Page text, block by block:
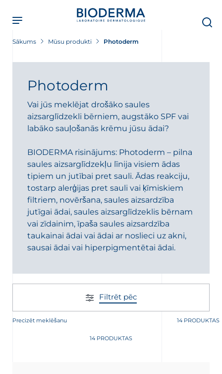
main
content
Sākums Mūsu produkti Photoderm
Photoderm
Vai jūs meklējat drošāko saules
aizsarglīdzekli bērniem, augstāko SPF vai
labāko sauļošanās krēmu jūsu ādai?
BIODERMA risinājums: Photoderm – pilna
saules aizsarglīdzekļu līnija visiem ādas
tipiem un jutībai pret sauli. Ādas reakciju,
tostarp alerģijas pret sauli vai ķīmiskiem
filtriem, novēršana, saules aizsardzība
jutīgai ādai, saules aizsarglīdzeklis bērnam
vai zīdainim, īpaša saules aizsardzība
taukainai ādai vai ādai ar noslieci uz akni,
sausai ādai vai hiperpigmentētai ādai.
Filtrēt pēc
Precizēt meklēšanu 14 PRODUKTAS
14 PRODUKTAS